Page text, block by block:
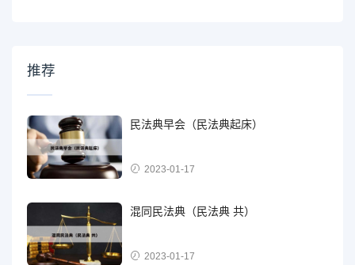
推荐
民法典早会（民法典起床）
2023-01-17
混同民法典（民法典 共）
2023-01-17